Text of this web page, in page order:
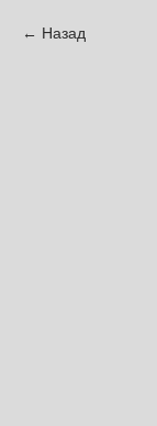
Назад